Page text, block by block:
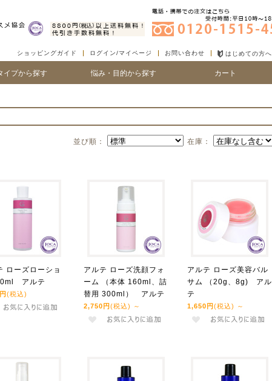
ショッピングガイド ログイン/マイページ お問い合わせ はじめての方へ
プから探す 悩み・目的から探す カート
在庫：
並び順：
ローズローショ
アルテ
(税込)
アルテ ローズ洗顔フォ
ーム （本体 160ml、詰
替用 300ml） アルテ
2,750円 (税込) ～
アルテ ローズ美容バル
サム （20g、8g) アル
テ
1,650円 (税込) ～